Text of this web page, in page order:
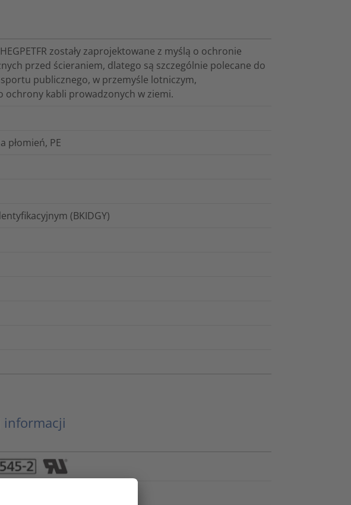
zostały zaprojektowane z myślą o ochronie
przed ścieraniem, dlatego są szczególnie polecane do
publicznego, w przemyśle lotniczym,
ochrony kabli prowadzonych w ziemi.
płomień, PE
(BKIDGY)
informacji